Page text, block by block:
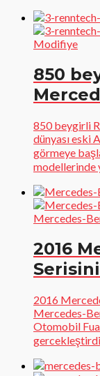
Modifiye
850
850 beygirli
dünyası eski
görmeye
modellerinde
Mercedes-
2016
2016
Mercedes-
Otomobil
gercekleştirdi.